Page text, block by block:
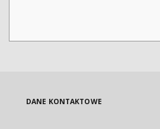
DANE KONTAKTOWE